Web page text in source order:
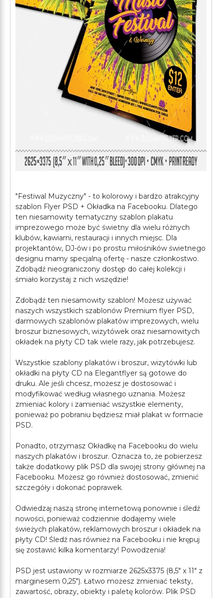
"Festiwal Muzyczny" - to kolorowy i bardzo atrakcyjny
szablon Flyer PSD + Okładka na Facebooku. Dlatego
ten niesamowity tematyczny szablon plakatu
imprezowego może być świetny dla wielu różnych
klubów, kawiarni, restauracji i innych miejsc. Dla
projektantów, DJ-ów i po prostu miłośników świetnego
designu mamy specjalną ofertę - nasze członkostwo.
Zdobądź nieograniczony dostęp do całej kolekcji i
śmiało korzystaj z nich wszędzie!
Zdobądź ten niesamowity szablon! Możesz używać
naszych wszystkich szablonów Premium flyer PSD,
darmowych szablonów plakatów imprezowych, wielu
broszur biznesowych, wizytówek oraz niesamowitych
okładek na płyty CD tak wiele razy, jak potrzebujesz.
Wszystkie szablony plakatów i broszur, wizytówki lub
okładki na płyty CD na Elegantflyer są gotowe do
druku. Ale jeśli chcesz, możesz je dostosować i
modyfikować według własnego uznania. Możesz
zmieniać kolory i zamieniać wszystkie elementy,
ponieważ po pobraniu będziesz miał plakat w formacie
PSD.
Ponadto, otrzymasz Okładkę na Facebooku do wielu
naszych plakatów i broszur. Oznacza to, że pobierzesz
także dodatkowy plik PSD dla swojej strony głównej na
Facebooku. Możesz go również dostosować, zmienić
szczegóły i dokonać poprawek.
Odwiedzaj naszą stronę internetową ponownie i śledź
nowości, ponieważ codziennie dodajemy wiele
świeżych plakatów, reklamowych broszur i okładek na
płyty CD! Śledź nas również na Facebooku i nie krępuj
się zostawić kilka komentarzy! Powodzenia!
PSD jest ustawiony w rozmiarze 2625x3375 (8,5" х 11" z
marginesem 0,25"). Łatwo możesz zmieniać teksty,
zawartość, obrazy, obiekty i paletę kolorów. Plik PSD